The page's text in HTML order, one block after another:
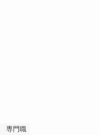
専門職